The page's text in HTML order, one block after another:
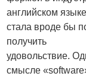
английском
стала вроде бы
получить
удовольствие.
смысле